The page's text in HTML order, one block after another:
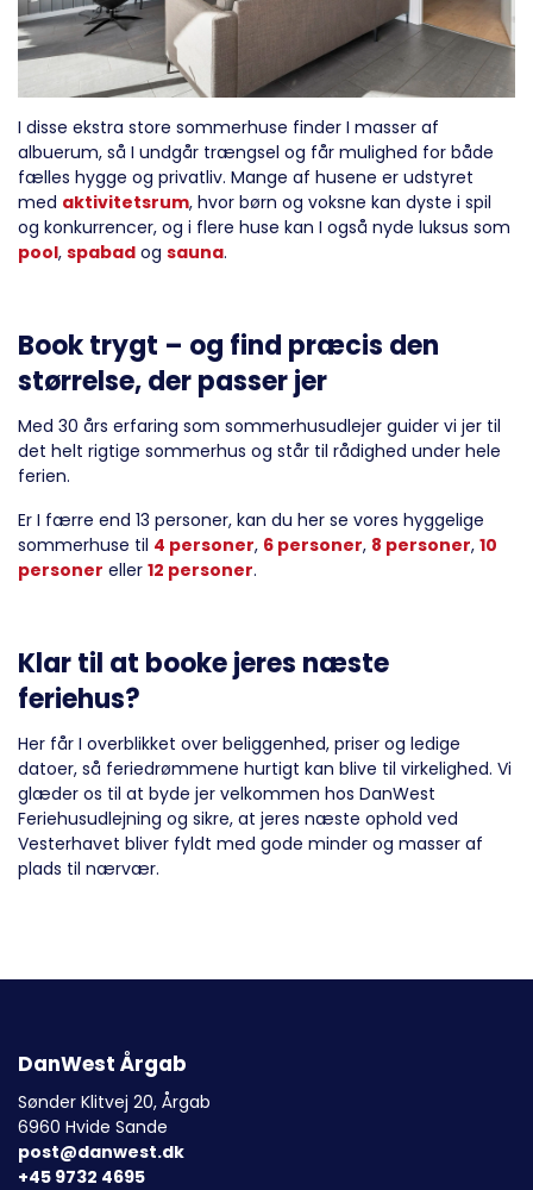
I disse ekstra store sommerhuse finder I masser af
albuerum, så I undgår trængsel og får mulighed for både
fælles hygge og privatliv. Mange af husene er udstyret
med aktivitetsrum, hvor børn og voksne kan dyste i spil
og konkurrencer, og i flere huse kan I også nyde luksus som
pool, spabad og sauna.
Book trygt – og find præcis den
størrelse, der passer jer
Med 30 års erfaring som sommerhusudlejer guider vi jer til
det helt rigtige sommerhus og står til rådighed under hele
ferien.
Er I færre end 13 personer, kan du her se vores hyggelige
sommerhuse til 4 personer, 6 personer, 8 personer, 10
personer eller 12 personer.
Klar til at booke jeres næste
feriehus?
Her får I overblikket over beliggenhed, priser og ledige
datoer, så feriedrømmene hurtigt kan blive til virkelighed. Vi
glæder os til at byde jer velkommen hos DanWest
Feriehusudlejning og sikre, at jeres næste ophold ved
Vesterhavet bliver fyldt med gode minder og masser af
plads til nærvær.
DanWest Årgab
Sønder Klitvej 20, Årgab
6960 Hvide Sande
post@danwest.dk
+45 9732 4695